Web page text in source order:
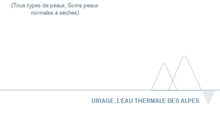
(Tous types de peaux, Soins peaux
normales à sèches)
URIAGE, L'EAU THERMALE DES ALPES